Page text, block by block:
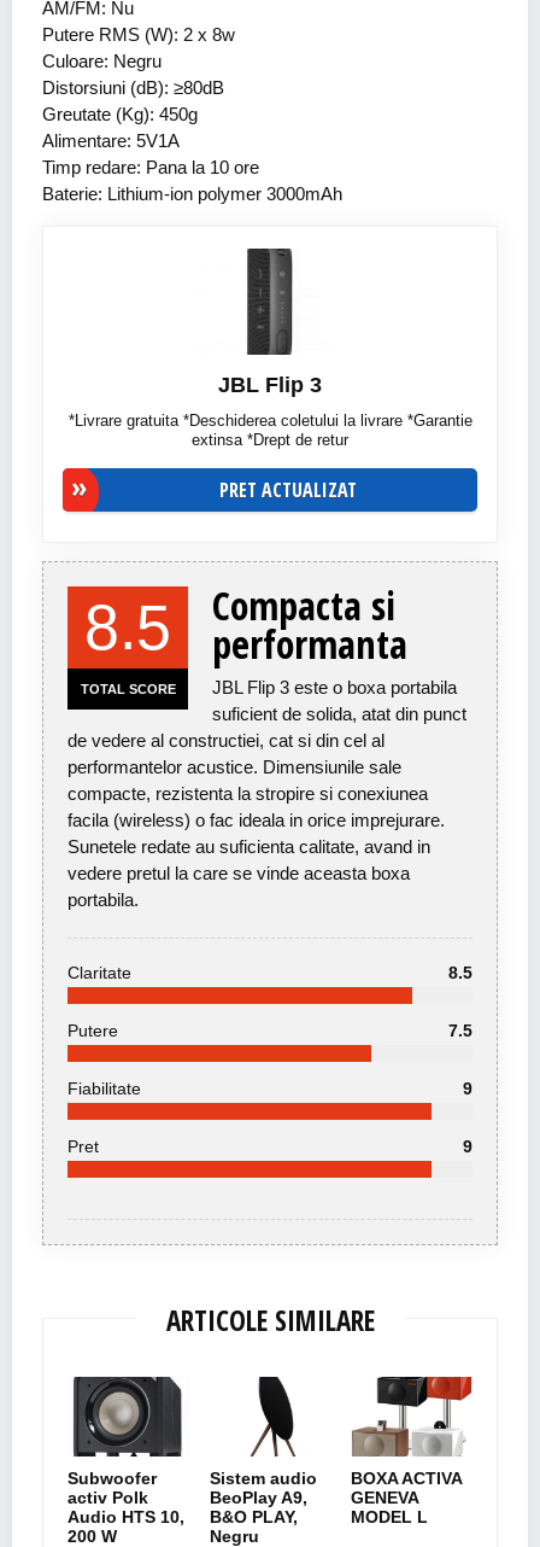
AM/FM: Nu
Putere RMS (W): 2 x 8w
Culoare: Negru
Distorsiuni (dB): ≥80dB
Greutate (Kg): 450g
Alimentare: 5V1A
Timp redare: Pana la 10 ore
Baterie: Lithium-ion polymer 3000mAh
JBL Flip 3
*Livrare gratuita *Deschiderea coletului la livrare *Garantie
extinsa *Drept de retur
PRET ACTUALIZAT
8.5
TOTAL SCORE
Compacta si
performanta
JBL Flip 3 este o boxa portabila
suficient de solida, atat din punct
de vedere al constructiei, cat si din cel al
performantelor acustice. Dimensiunile sale
compacte, rezistenta la stropire si conexiunea
facila (wireless) o fac ideala in orice imprejurare.
Sunetele redate au suficienta calitate, avand in
vedere pretul la care se vinde aceasta boxa
portabila.
Claritate 8.5
Putere 7.5
Fiabilitate 9
Pret 9
ARTICOLE SIMILARE
Subwoofer
activ Polk
Audio HTS 10,
200 W
Sistem audio
BeoPlay A9,
B&O PLAY,
Negru
BOXA ACTIVA
GENEVA
MODEL L